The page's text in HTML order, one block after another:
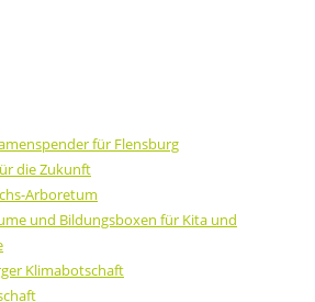
für Flensburg
die Zukunft
Arboretum
und Bildungsboxen für Kita und
Klimabotschaft